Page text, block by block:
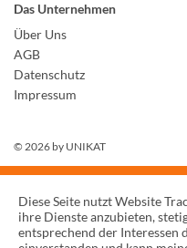
Das Unternehmen
Über Uns
AGB
Datenschutz
Impressum
© 2026 by UNIKAT
Diese Seite nutzt Website
ihre Dienste anzubieten,
entsprechend der Interessen